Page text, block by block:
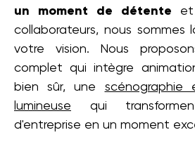
un moment de détente et
collaborateurs, nous sommes
votre vision. Nous
complet qui intègre
bien sûr, une scénographie
lumineuse qui
d'entreprise en un moment